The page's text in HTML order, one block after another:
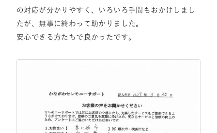
の対応が分かりやすく、いろいろ手間もおかけしまし
たが、無事に終わって助かりました。
安心できる方たちで良かったです。